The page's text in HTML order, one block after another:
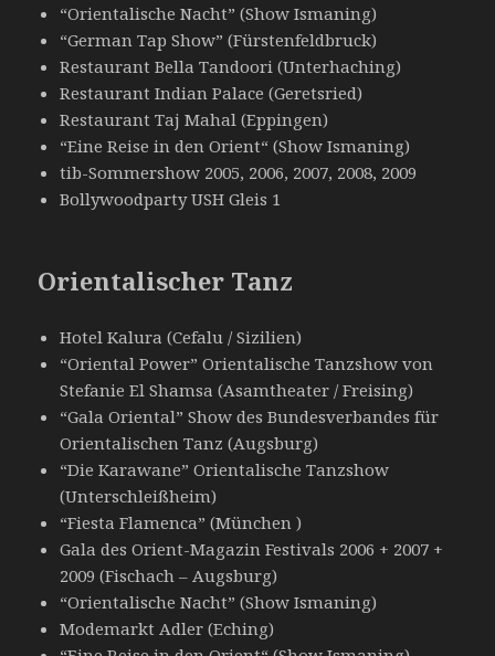
“Orientalische Nacht” (Show Ismaning)
“German Tap Show” (Fürstenfeldbruck)
Restaurant Bella Tandoori (Unterhaching)
Restaurant Indian Palace (Geretsried)
Restaurant Taj Mahal (Eppingen)
“Eine Reise in den Orient“ (Show Ismaning)
tib-Sommershow 2005, 2006, 2007, 2008, 2009
Bollywoodparty USH Gleis 1
Orientalischer Tanz
Hotel Kalura (Cefalu / Sizilien)
“Oriental Power” Orientalische Tanzshow von
Stefanie El Shamsa (Asamtheater / Freising)
“Gala Oriental” Show des Bundesverbandes für
Orientalischen Tanz (Augsburg)
“Die Karawane” Orientalische Tanzshow
(Unterschleißheim)
“Fiesta Flamenca” (München )
Gala des Orient-Magazin Festivals 2006 + 2007 +
2009 (Fischach – Augsburg)
“Orientalische Nacht” (Show Ismaning)
Modemarkt Adler (Eching)